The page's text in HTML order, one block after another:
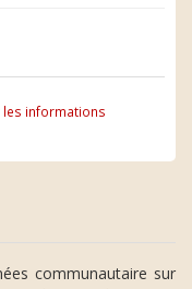
informations
communautaire sur